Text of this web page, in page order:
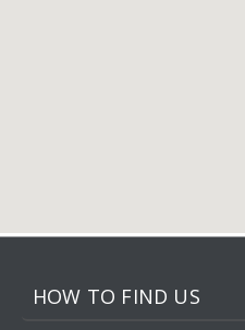
HOW TO FIND US